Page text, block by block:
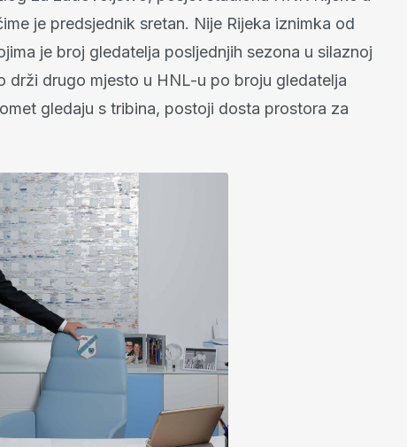
je predsjednik sretan. Nije Rijeka iznimka od
je broj gledatelja posljednjih sezona u silaznoj
drži drugo mjesto u HNL-u po broju gledatelja
gledaju s tribina, postoji dosta prostora za